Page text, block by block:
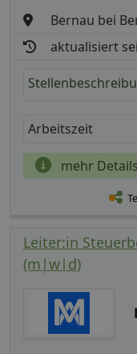
Bernau bei
aktualisiert
Arbeitszeit
mehr Details
Leiter:in
(m|w|d)